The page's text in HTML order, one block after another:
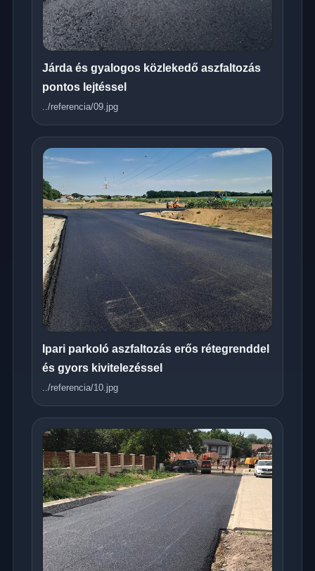
Járda és gyalogos közlekedő aszfaltozás
pontos lejtéssel
../referencia/09.jpg
Ipari parkoló aszfaltozás erős rétegrenddel
és gyors kivitelezéssel
../referencia/10.jpg